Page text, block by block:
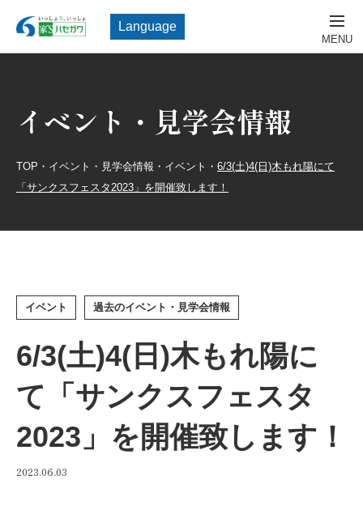
Language
イベント・見学会情報
TOP ・ イベント・見学会情報 ・ イベント ・ 6/3(土)4(日)木もれ陽にて
「サンクスフェスタ2023」を開催致します！
イベント 過去のイベント・見学会情報
6/3(土)4(日)木もれ陽に
て「サンクスフェスタ
2023」を開催致します！
2023.06.03